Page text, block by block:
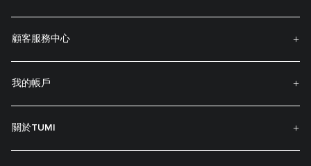
顧客服務中心
我的帳戶
關於TUMI